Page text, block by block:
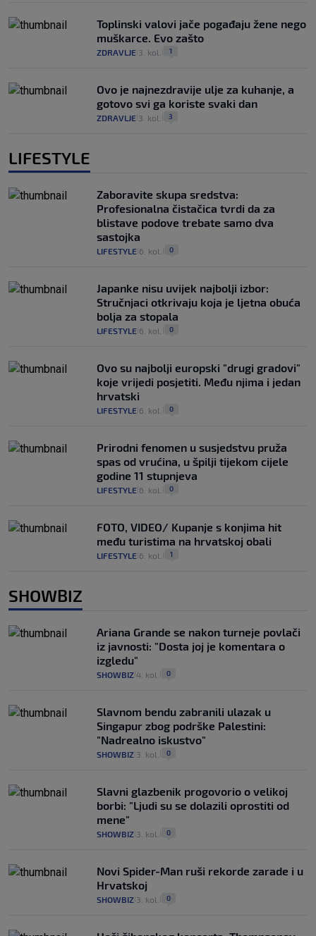
Toplinski valovi jače pogađaju žene nego
muškarce. Evo zašto
ZDRAVLJE 3. kol. 1
Ovo je najnezdravije ulje za kuhanje, a
gotovo svi ga koriste svaki dan
ZDRAVLJE 3. kol. 3
LIFESTYLE
Zaboravite skupa sredstva:
Profesionalna čistačica tvrdi da za
blistave podove trebate samo dva
sastojka
LIFESTYLE 6. kol. 0
Japanke nisu uvijek najbolji izbor:
Stručnjaci otkrivaju koja je ljetna obuća
bolja za stopala
LIFESTYLE 6. kol. 0
Ovo su najbolji europski "drugi gradovi"
koje vrijedi posjetiti. Među njima i jedan
hrvatski
LIFESTYLE 6. kol. 0
Prirodni fenomen u susjedstvu pruža
spas od vrućina, u špilji tijekom cijele
godine 11 stupnjeva
LIFESTYLE 6. kol. 0
FOTO, VIDEO/ Kupanje s konjima hit
među turistima na hrvatskoj obali
LIFESTYLE 6. kol. 1
SHOWBIZ
Ariana Grande se nakon turneje povlači
iz javnosti: "Dosta joj je komentara o
izgledu"
SHOWBIZ 4. kol. 0
Slavnom bendu zabranili ulazak u
Singapur zbog podrške Palestini:
"Nadrealno iskustvo"
SHOWBIZ 3. kol. 0
Slavni glazbenik progovorio o velikoj
borbi: "Ljudi su se dolazili oprostiti od
mene"
SHOWBIZ 3. kol. 0
Novi Spider-Man ruši rekorde zarade i u
Hrvatskoj
SHOWBIZ 3. kol. 0